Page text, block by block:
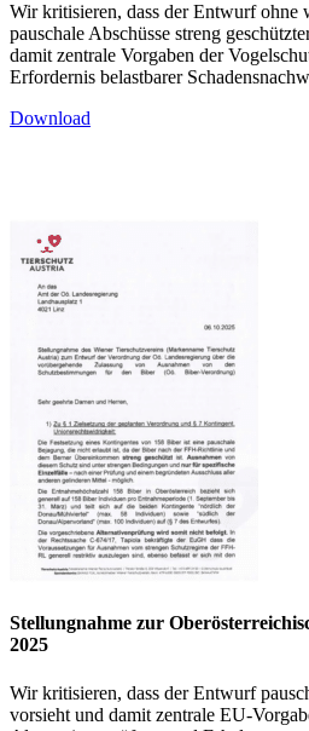
Wir kritisieren, dass der Entwurf ohne
pauschale Abschüsse streng
damit zentrale Vorgaben der
Erfordernis belastbarer
Download
Stellungnahme zur
2025
Wir kritisieren, dass der Entwurf
vorsieht und damit zentrale EU-